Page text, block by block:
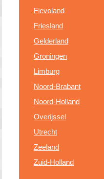
Flevoland
Friesland
Gelderland
Groningen
Limburg
Noord-Brabant
Noord-Holland
Overijssel
Utrecht
Zeeland
Zuid-Holland